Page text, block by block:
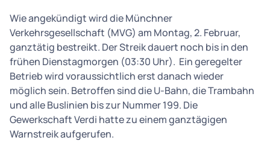
Wie angekündigt wird die Münchner
Verkehrsgesellschaft (MVG) am Montag, 2. Februar,
ganztätig bestreikt. Der Streik dauert noch bis in den
frühen Dienstagmorgen (03:30 Uhr). Ein geregelter
Betrieb wird voraussichtlich erst danach wieder
möglich sein. Betroffen sind die U-Bahn, die Trambahn
und alle Buslinien bis zur Nummer 199. Die
Gewerkschaft Verdi hatte zu einem ganztägigen
Warnstreik aufgerufen.